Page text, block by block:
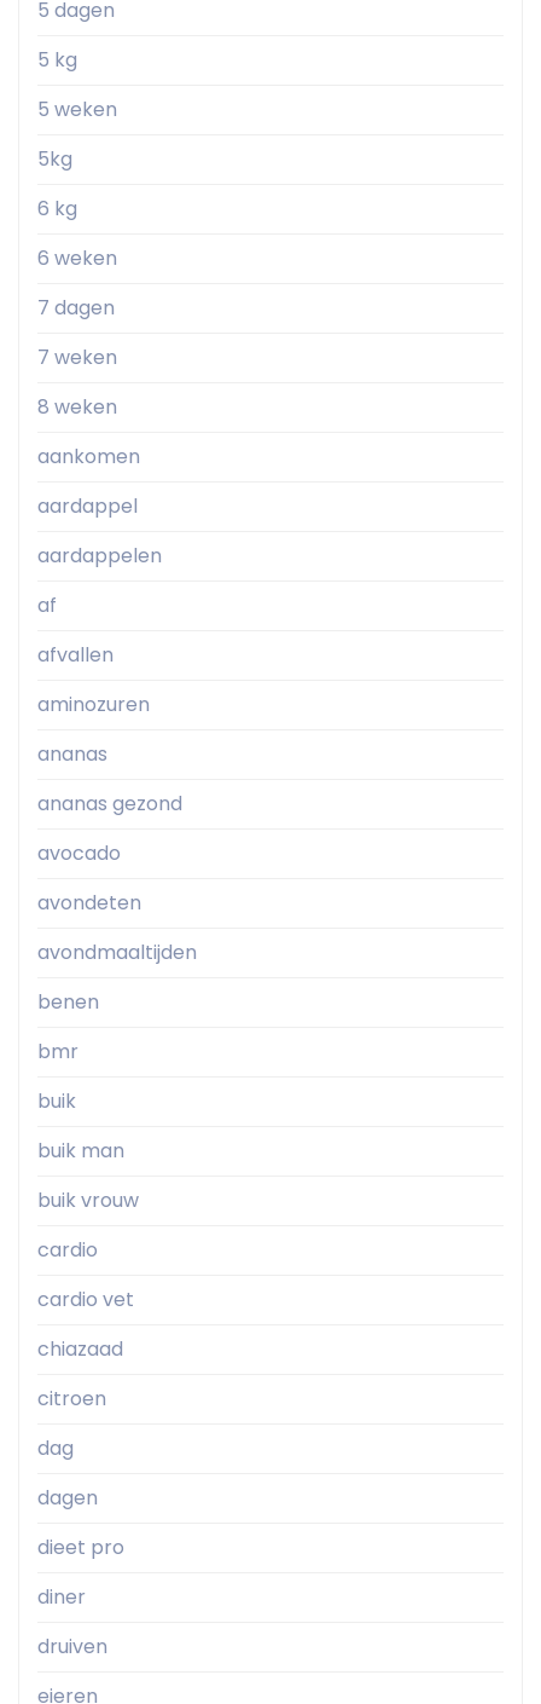
5 dagen
5 kg
5 weken
5kg
6 kg
6 weken
7 dagen
7 weken
8 weken
aankomen
aardappel
aardappelen
af
afvallen
aminozuren
ananas
ananas gezond
avocado
avondeten
avondmaaltijden
benen
bmr
buik
buik man
buik vrouw
cardio
cardio vet
chiazaad
citroen
dag
dagen
dieet pro
diner
druiven
eieren